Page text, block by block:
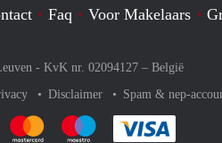
Faq Voor Makelaars
- KvK nr. 02094127 – België
Disclaimer Spam & nep-
Je rekent gemakkelijk af met Paypal
Je rekent gemakkelijk af met
Je rekent gemakkelijk af